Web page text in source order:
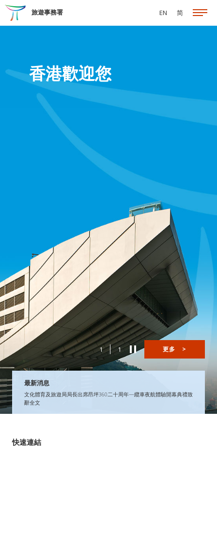
跳至主要內容
旅遊事務署 EN 简
香港歡迎您
1 1 更多 >
最新消息
文化體育及旅遊局局長出席昂坪360二十周年—纜車夜航體驗開幕典禮致
辭全文
快速連結